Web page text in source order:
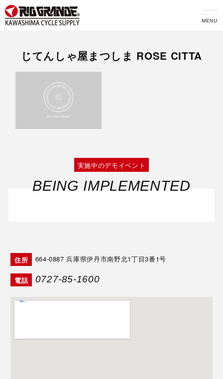
MENU
じてんしゃ屋まつしま ROSE CITTA
実施中のデモイベント
BEING IMPLEMENTED
住所 664-0887兵庫県伊丹市南野北1丁目3番1号
電話 0727-85-1600